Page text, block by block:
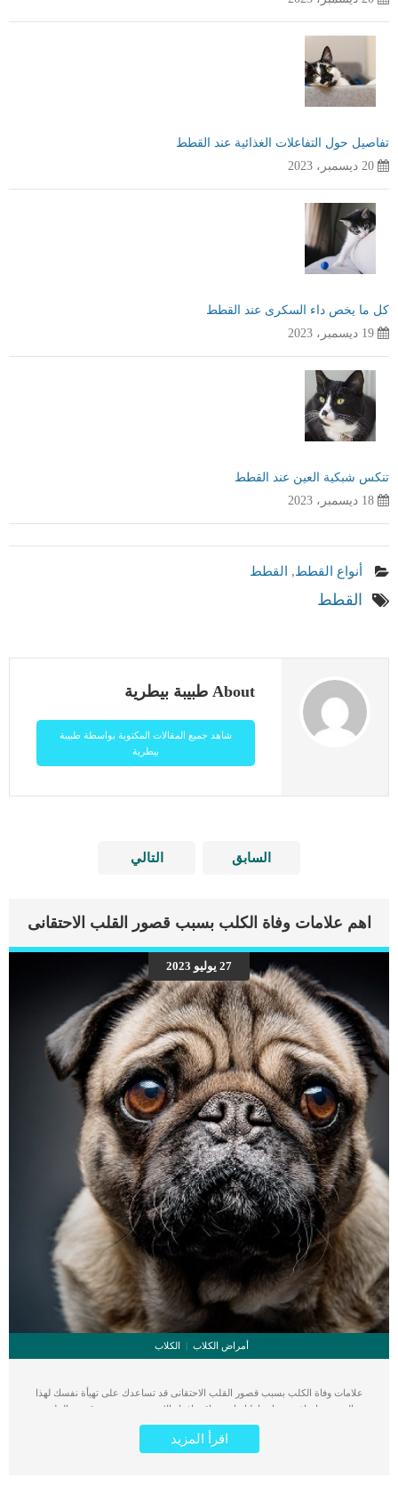
تفاصيل حول التفاعلات الغذائية عند القطط
20 ديسمبر، 2023
كل ما يخص داء السكرى عند القطط
19 ديسمبر، 2023
تنكس شبكية العين عند القطط
18 ديسمبر، 2023
أنواع القطط, القطط
القطط
About طبيبة بيطرية
شاهد جميع المقالات المكتوبة بواسطة طبيبة
بيطرية
السابق التالي
اهم علامات وفاة الكلب بسبب قصور القلب الاحتقانى
27 يوليو 2023
أمراض الكلاب الكلاب
علامات وفاة الكلب بسبب قصور القلب الاحتقانى قد تساعدك على تهيأة نفسك لهذا
الحدث, واتخاذ جميع احتياطتك انت وباقى افراد الاسرة. يعتبر مرض قصور القلب
الاحتقانى من اخطر الحالات المرضية التى يمكن ان يتعرض لها جميع الكائنات الحية بما فى
ذلك الكلاب والقطط. كما ان القلب يعتبر عضوا رئيسيا فى جسم الكلاب, واى قصور به
اقرأ المزيد